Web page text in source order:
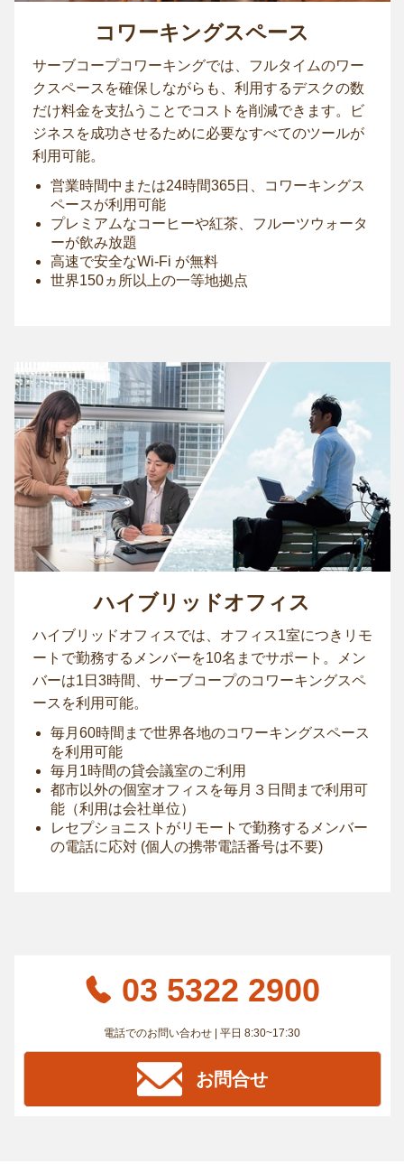
コワーキングスペース
サーブコープコワーキングでは、フルタイムのワー
クスペースを確保しながらも、利用するデスクの数
だけ料金を支払うことでコストを削減できます。ビ
ジネスを成功させるために必要なすべてのツールが
利用可能。
営業時間中または24時間365日、コワーキングス
ペースが利用可能
プレミアムなコーヒーや紅茶、フルーツウォータ
ーが飲み放題
高速で安全なWi-Fi が無料
世界150ヵ所以上の一等地拠点
ハイブリッドオフィス
ハイブリッドオフィスでは、オフィス1室につきリモ
ートで勤務するメンバーを10名までサポート。メン
バーは1日3時間、サーブコープのコワーキングスペ
ースを利用可能。
毎月60時間まで世界各地のコワーキングスペース
を利用可能
毎月1時間の貸会議室のご利用
都市以外の個室オフィスを毎月３日間まで利用可
能（利用は会社単位）
レセプショニストがリモートで勤務するメンバー
の電話に応対 (個人の携帯電話番号は不要)
03 5322 2900
電話でのお問い合わせ | 平日 8:30~17:30
お問合せ